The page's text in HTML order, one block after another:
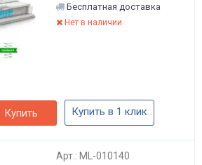
Бесплатная доставка
Нет в наличии
Купить Купить в 1 клик
Арт.: ML-010140